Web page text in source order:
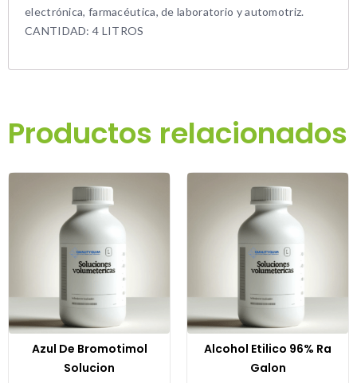
electrónica, farmacéutica, de laboratorio y automotriz.
CANTIDAD: 4 LITROS
Productos relacionados
Azul De Bromotimol
Solucion
Alcohol Etilico 96% Ra
Galon